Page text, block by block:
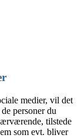
medier, vil det
personer du
tilstede
som evt. bliver